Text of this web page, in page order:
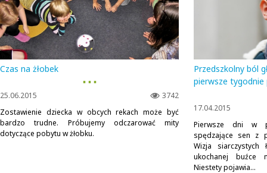
Czas na żłobek
▪ ▪ ▪
3742
25.06.2015
Zostawienie dziecka w obcych rekach może być
bardzo trudne. Próbujemy odczarować mity
dotyczące pobytu w żłobku.
Przedszkolny ból
pierwsze tygodnie
17.04.2015
Pierwsze dni w
spędzające sen z
Wizja siarczystych
ukochanej buźce
Niestety pojawia...